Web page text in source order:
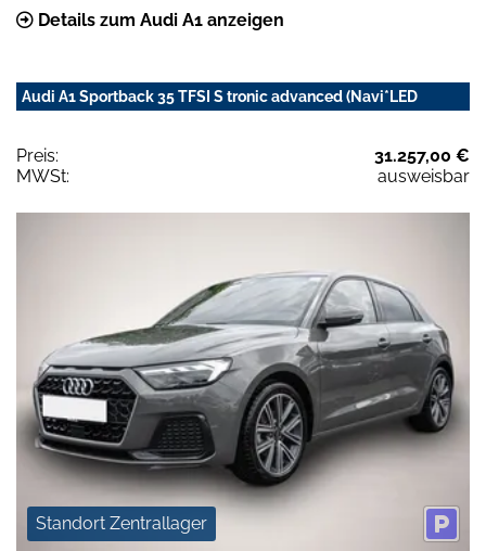
Details zum Audi A1 anzeigen
Audi A1 Sportback 35 TFSI S tronic advanced (Navi*LED
Preis:
31.257,00 €
MWSt:
ausweisbar
Standort Zentrallager